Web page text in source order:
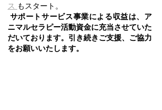
ス もスタート。
サポートサービス事業による収益は、ア
ニマルセラピー活動資金に充当させていた
だいております。​ 引き続きご支援、ご協力
をお願いいたします。